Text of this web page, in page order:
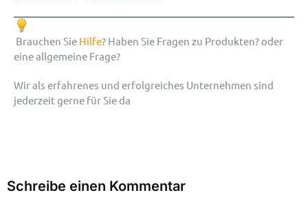
Brauchen Sie Hilfe? Haben Sie Fragen zu Produkten? oder
eine allgemeine Frage?
Wir als erfahrenes und erfolgreiches Unternehmen sind
jederzeit gerne für Sie da
Schreibe einen Kommentar